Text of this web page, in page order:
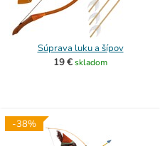
Súprava luku a šípov
19 €skladom
-38%